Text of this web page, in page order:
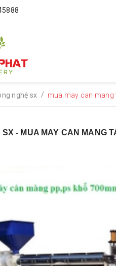
nghệ sx / mua may can mang
- MUA MAY CAN MANG